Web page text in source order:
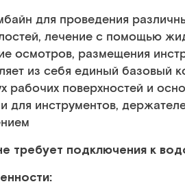
для проведения
лечение с помощью
осмотров, размещения
из себя единый базовый
рабочих поверхностей и
инструментов,
требует подключения к